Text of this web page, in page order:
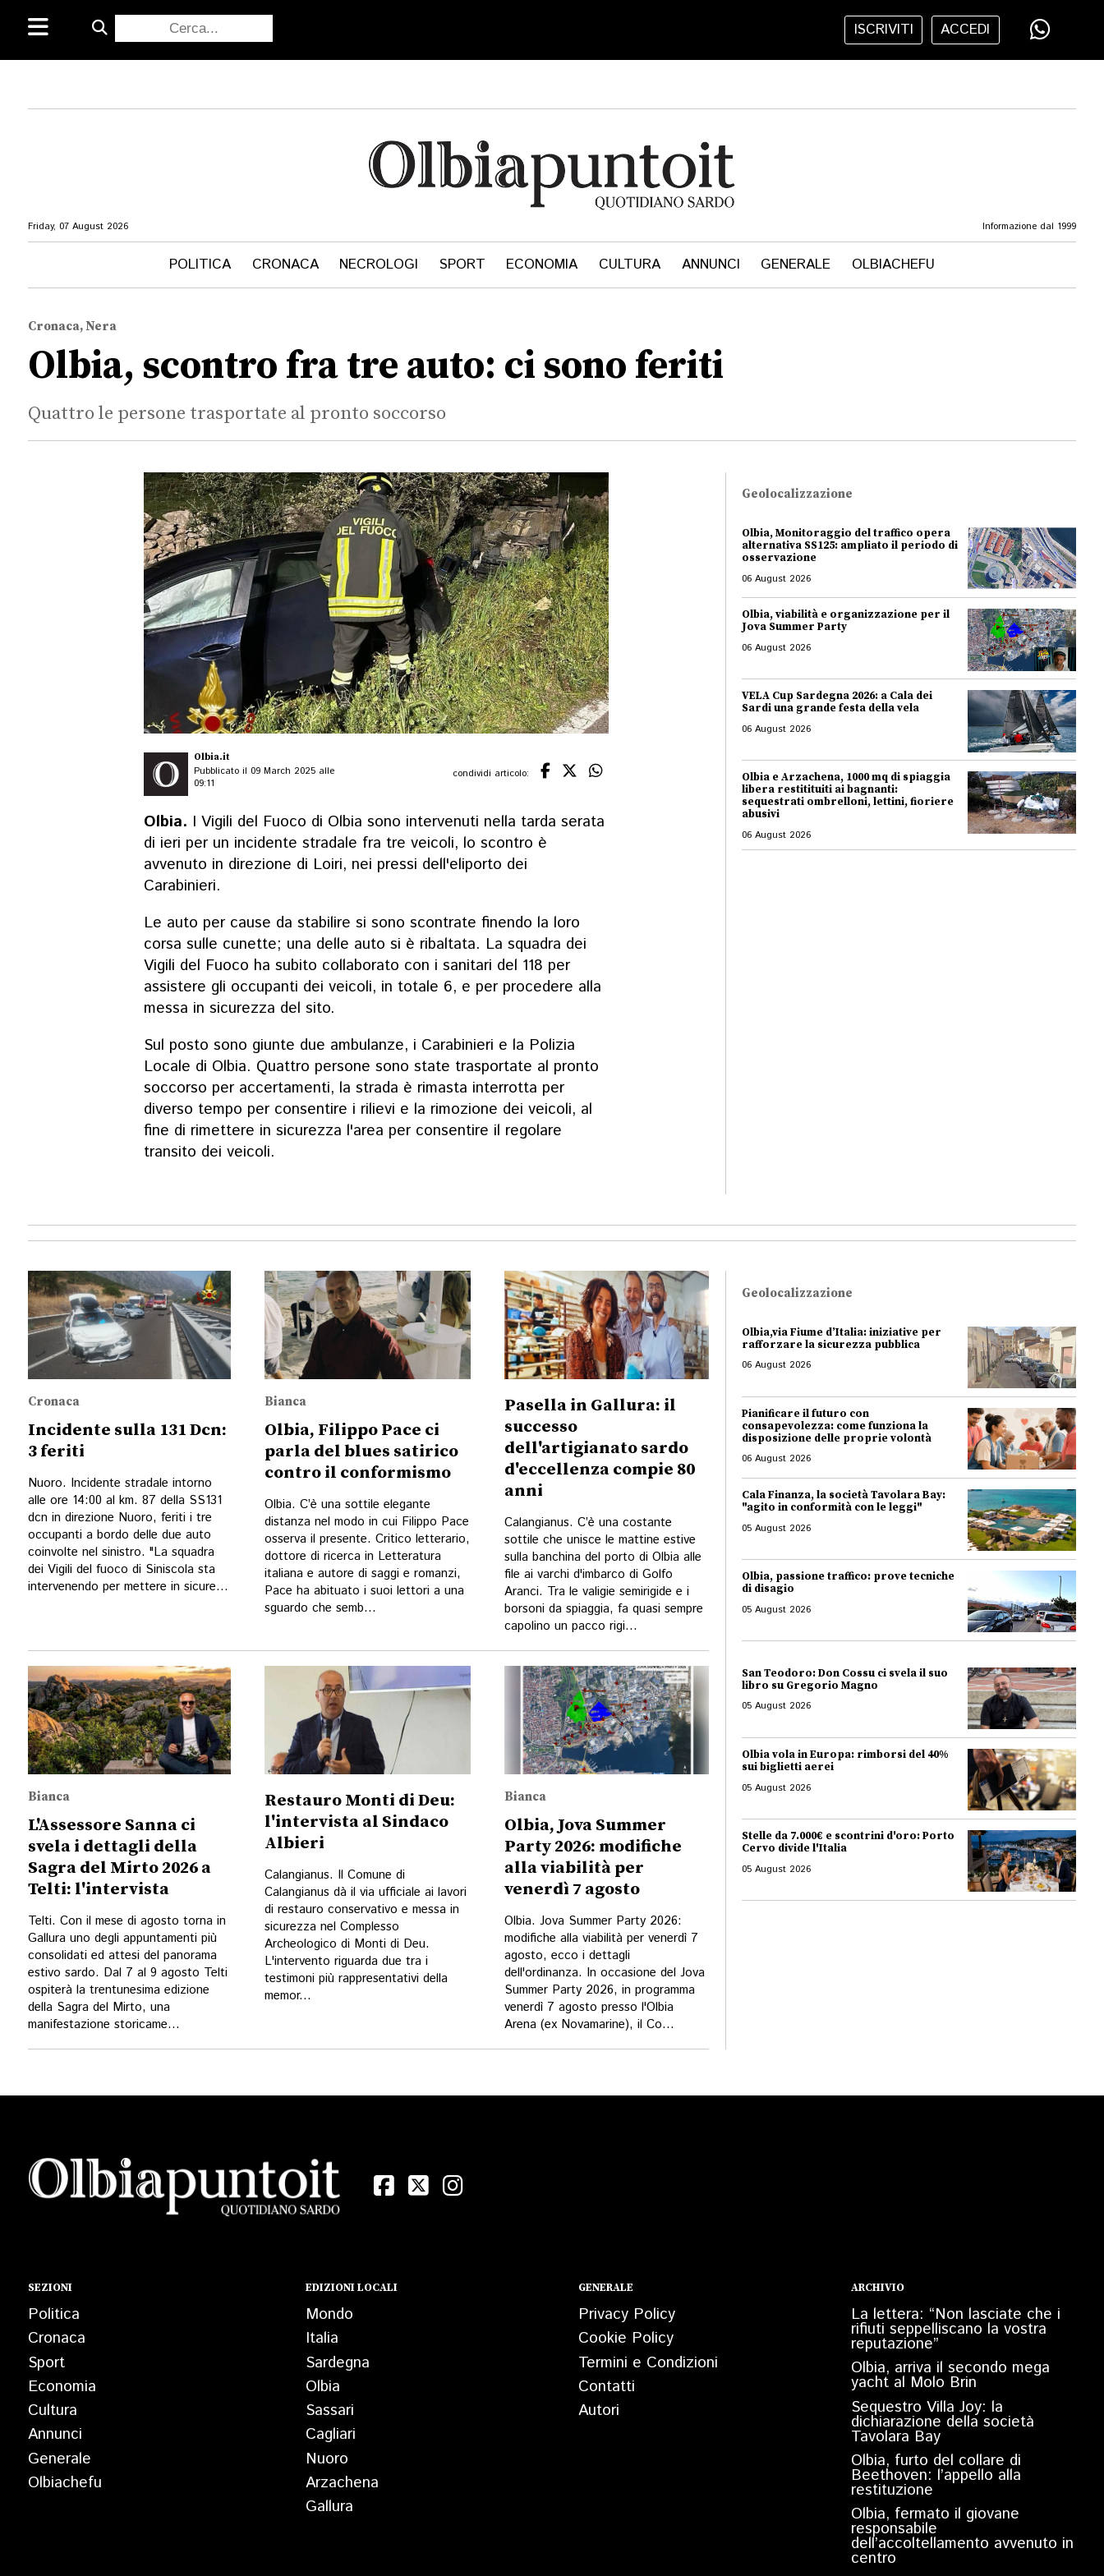
ISCRIVITI ACCEDI
Friday, 07 August 2026 Informazione dal 1999
POLITICA CRONACA NECROLOGI SPORT ECONOMIA CULTURA ANNUNCI GENERALE OLBIACHEFU
Cronaca, Nera
Olbia, scontro fra tre auto: ci sono feriti
Quattro le persone trasportate al pronto soccorso
Olbia.it
Pubblicato il 09 March 2025 alle
09:11
condividi articolo:
Olbia. I Vigili del Fuoco di Olbia sono intervenuti nella tarda serata
di ieri per un incidente stradale fra tre veicoli, lo scontro è
avvenuto in direzione di Loiri, nei pressi dell'eliporto dei
Carabinieri.
Le auto per cause da stabilire si sono scontrate finendo la loro
corsa sulle cunette; una delle auto si è ribaltata. La squadra dei
Vigili del Fuoco ha subito collaborato con i sanitari del 118 per
assistere gli occupanti dei veicoli, in totale 6, e per procedere alla
messa in sicurezza del sito.
Sul posto sono giunte due ambulanze, i Carabinieri e la Polizia
Locale di Olbia. Quattro persone sono state trasportate al pronto
soccorso per accertamenti, la strada è rimasta interrotta per
diverso tempo per consentire i rilievi e la rimozione dei veicoli, al
fine di rimettere in sicurezza l'area per consentire il regolare
transito dei veicoli.
Geolocalizzazione
Olbia, Monitoraggio del traffico opera
alternativa SS125: ampliato il periodo di
osservazione
06 August 2026
Olbia, viabilità e organizzazione per il
Jova Summer Party
06 August 2026
VELA Cup Sardegna 2026: a Cala dei
Sardi una grande festa della vela
06 August 2026
Olbia e Arzachena, 1000 mq di spiaggia
libera restitituiti ai bagnanti:
sequestrati ombrelloni, lettini, fioriere
abusivi
06 August 2026
Cronaca
Incidente sulla 131 Dcn:
3 feriti
Nuoro. Incidente stradale intorno
alle ore 14:00 al km. 87 della SS131
dcn in direzione Nuoro, feriti i tre
occupanti a bordo delle due auto
coinvolte nel sinistro. "La squadra
dei Vigili del fuoco di Siniscola sta
intervenendo per mettere in sicure...
Bianca
Olbia, Filippo Pace ci
parla del blues satirico
contro il conformismo
Olbia. C’è una sottile elegante
distanza nel modo in cui Filippo Pace
osserva il presente. Critico letterario,
dottore di ricerca in Letteratura
italiana e autore di saggi e romanzi,
Pace ha abituato i suoi lettori a una
sguardo che semb...
Pasella in Gallura: il
successo
dell'artigianato sardo
d'eccellenza compie 80
anni
Calangianus. C’è una costante
sottile che unisce le mattine estive
sulla banchina del porto di Olbia alle
file ai varchi d'imbarco di Golfo
Aranci. Tra le valigie semirigide e i
borsoni da spiaggia, fa quasi sempre
capolino un pacco rigi...
Bianca
L'Assessore Sanna ci
svela i dettagli della
Sagra del Mirto 2026 a
Telti: l'intervista
Telti. Con il mese di agosto torna in
Gallura uno degli appuntamenti più
consolidati ed attesi del panorama
estivo sardo. Dal 7 al 9 agosto Telti
ospiterà la trentunesima edizione
della Sagra del Mirto, una
manifestazione storicame...
Restauro Monti di Deu:
l'intervista al Sindaco
Albieri
Calangianus. Il Comune di
Calangianus dà il via ufficiale ai lavori
di restauro conservativo e messa in
sicurezza nel Complesso
Archeologico di Monti di Deu.
L'intervento riguarda due tra i
testimoni più rappresentativi della
memor...
Bianca
Olbia, Jova Summer
Party 2026: modifiche
alla viabilità per
venerdì 7 agosto
Olbia. Jova Summer Party 2026:
modifiche alla viabilità per venerdì 7
agosto, ecco i dettagli
dell'ordinanza. In occasione del Jova
Summer Party 2026, in programma
venerdì 7 agosto presso l'Olbia
Arena (ex Novamarine), il Co...
Geolocalizzazione
Olbia,via Fiume d’Italia: iniziative per
rafforzare la sicurezza pubblica
06 August 2026
Pianificare il futuro con
consapevolezza: come funziona la
disposizione delle proprie volontà
06 August 2026
Cala Finanza, la società Tavolara Bay:
"agito in conformità con le leggi"
05 August 2026
Olbia, passione traffico: prove tecniche
di disagio
05 August 2026
San Teodoro: Don Cossu ci svela il suo
libro su Gregorio Magno
05 August 2026
Olbia vola in Europa: rimborsi del 40%
sui biglietti aerei
05 August 2026
Stelle da 7.000€ e scontrini d'oro: Porto
Cervo divide l'Italia
05 August 2026
SEZIONI
Politica
Cronaca
Sport
Economia
Cultura
Annunci
Generale
Olbiachefu
EDIZIONI LOCALI
Mondo
Italia
Sardegna
Olbia
Sassari
Cagliari
Nuoro
Arzachena
Gallura
GENERALE
Privacy Policy
Cookie Policy
Termini e Condizioni
Contatti
Autori
ARCHIVIO
La lettera: “Non lasciate che i
rifiuti seppelliscano la vostra
reputazione”
Olbia, arriva il secondo mega
yacht al Molo Brin
Sequestro Villa Joy: la
dichiarazione della società
Tavolara Bay
Olbia, furto del collare di
Beethoven: l’appello alla
restituzione
Olbia, fermato il giovane
responsabile
dell’accoltellamento avvenuto in
centro